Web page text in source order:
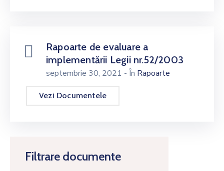
Filtrare documente
Rapoarte de evaluare a
implementării Legii nr.52/2003
septembrie 30, 2021 - În Rapoarte
Vezi Documentele